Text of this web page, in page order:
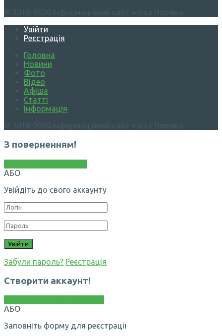
Увійти
Реєстрація
Головна
Новини
Фото
Відео
Афіша
Статті
Інформація
З поверненням!
АБО
Увійдіть до свого аккаунту
Забули пароль? Реєстрація
Створити аккаунт!
АБО
Заповніть форму для реєстрації